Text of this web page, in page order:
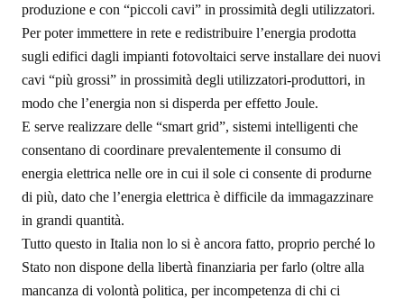
produzione e con “piccoli cavi” in prossimità degli utilizzatori.
Per poter immettere in rete e redistribuire l’energia prodotta
sugli edifici dagli impianti fotovoltaici serve installare dei nuovi
cavi “più grossi” in prossimità degli utilizzatori-produttori, in
modo che l’energia non si disperda per effetto Joule.
E serve realizzare delle “smart grid”, sistemi intelligenti che
consentano di coordinare prevalentemente il consumo di
energia elettrica nelle ore in cui il sole ci consente di produrne
di più, dato che l’energia elettrica è difficile da immagazzinare
in grandi quantità.
Tutto questo in Italia non lo si è ancora fatto, proprio perché lo
Stato non dispone della libertà finanziaria per farlo (oltre alla
mancanza di volontà politica, per incompetenza di chi ci